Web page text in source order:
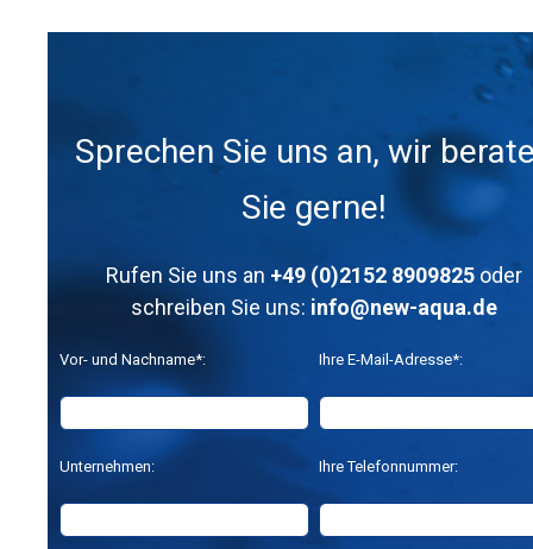
Sprechen Sie uns an, wir
Sie gerne!
Rufen Sie uns an +49 (0)2152 8909825 oder
schreiben Sie uns: info@new-aqua.de
Vor- und Nachname*:
Unternehmen:
Ihre E-Mail-Adresse*:
Ihre Telefonnummer: